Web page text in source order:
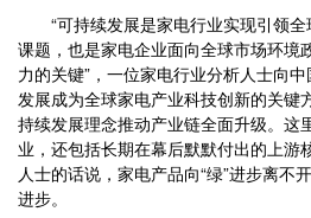
“可持续发展是家电行业实现引领全
课题，也是家电企业面向全球市场环境
力的关键”，一位家电行业分析人士向
发展成为全球家电产业科技创新的关键
持续发展理念推动产业链全面升级。这
业，还包括长期在幕后默默付出的上游
人士的话说，家电产品向“绿”进步离不
进步。